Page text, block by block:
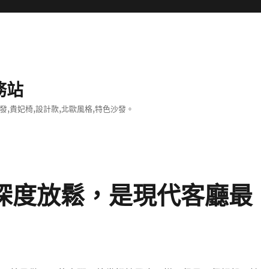
站
,貴妃椅,設計款,北歐風格,特色沙發。
度放鬆，是現代客廳最